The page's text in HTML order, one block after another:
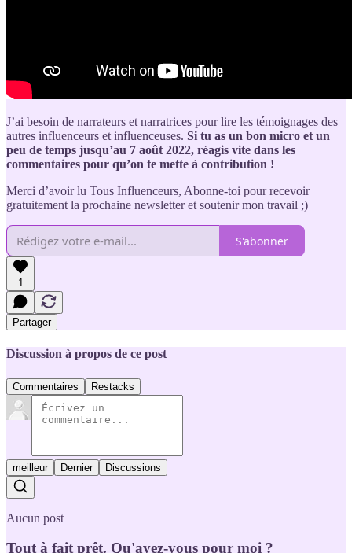
J’ai besoin de narrateurs et narratrices pour lire les témoignages des
autres influenceurs et influenceuses. Si tu as un bon micro et un
peu de temps jusqu’au 7 août 2022, réagis vite dans les
commentaires pour qu’on te mette à contribution !
Merci d’avoir lu Tous Influenceurs, Abonne-toi pour recevoir
gratuitement la prochaine newsletter et soutenir mon travail ;)
S'abonner
1
Partager
Discussion à propos de ce post
Commentaires Restacks
meilleur Dernier Discussions
Aucun post
Tout à fait prêt. Qu'avez-vous pour moi ?